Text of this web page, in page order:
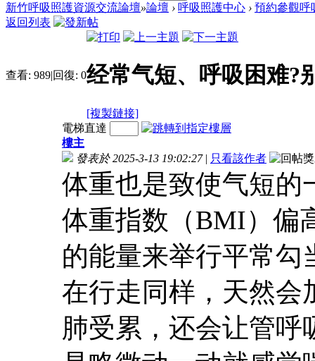
新竹呼吸照護資源交流論壇»論壇 › 呼吸照護中心 › 預約參觀呼
返回列表
查看: 989|回復: 0经常气短、呼吸困难?
[複製鏈接]
電梯直達
樓主
發表於 2025-3-13 19:02:27 | 只看該作者
体重也是致使气短的
体重指数（BMI）偏
的能量来举行平常勾
在行走同样，天然会
肺受累，还会让管呼